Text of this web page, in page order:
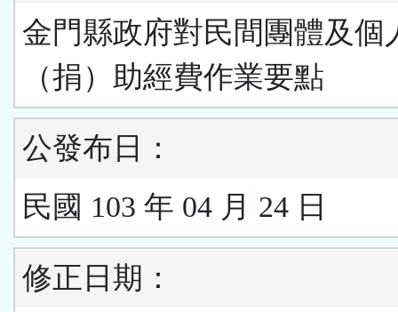
金門縣政府對民間團體及個
（捐）助經費作業要點
公發布日：
民國 103 年 04 月 24 日
修正日期：